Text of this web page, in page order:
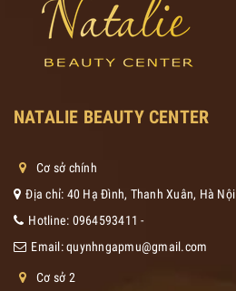
NATALIE BEAUTY CENTER
Cơ sở chính
Địa chỉ: 40 Hạ Đình, Thanh Xuân, Hà Nội
Hotline: 0964593411 -
Email:quynhngapmu@gmail.com
Cơ sở 2